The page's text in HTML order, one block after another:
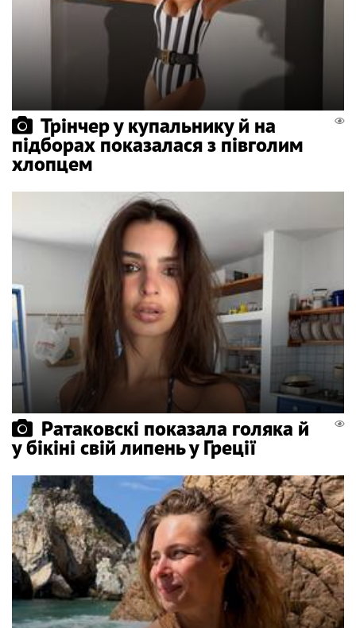
Трінчер у купальнику й на
підборах показалася з півголим
хлопцем
Ратаковскі показала голяка й
у бікіні свій липень у Греції